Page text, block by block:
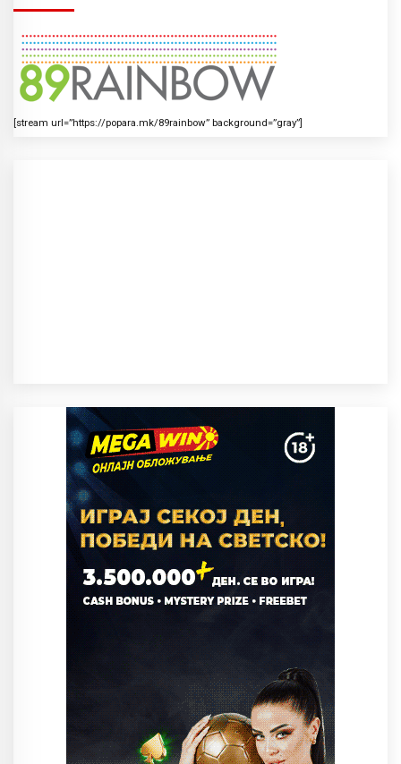
[stream url=”https://popara.mk/89rainbow” background=”gray”]